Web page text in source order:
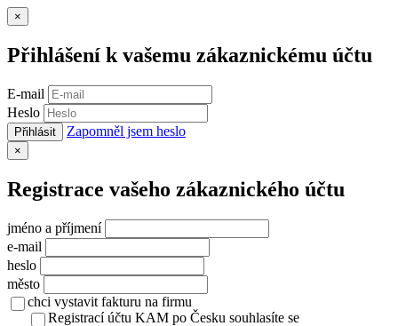
×
Přihlášení k vašemu zákaznickému účtu
E-mail
Heslo
Přihlásit Zapomněl jsem heslo
×
Registrace vašeho zákaznického účtu
jméno a příjmení
e-mail
heslo
město
chci vystavit fakturu na firmu
Registrací účtu KAM po Česku souhlasíte se